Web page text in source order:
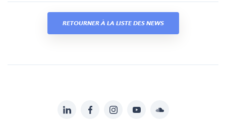
RETOURNER À LA LISTE DES NEWS
LinkedInFacebookInstagramYouTubeSoundcloud